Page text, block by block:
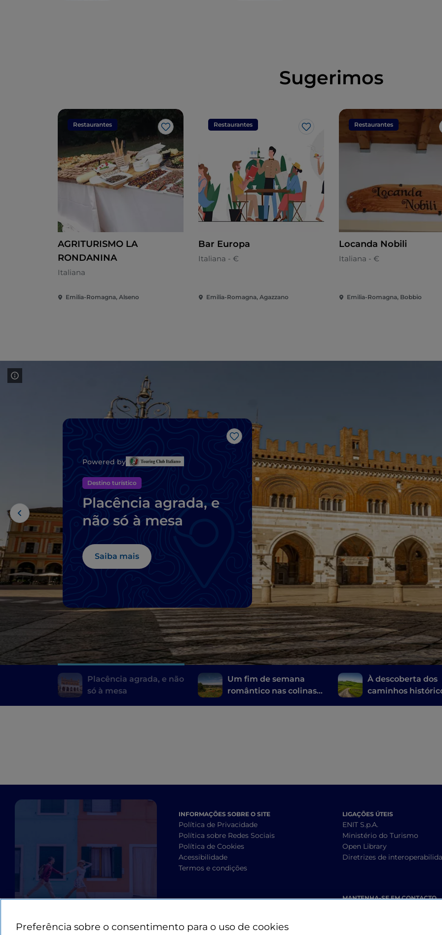
Sugerimos
Restaurantes
Gosto
AGRITURISMO LA
RONDANINA
Italiana
Emilia-Romagna, Alseno
Restaurantes
Gosto
Bar Europa
Italiana - €
Emilia-Romagna, Agazzano
Restaurantes
Locanda Nobili
Italiana - €
Emilia-Romagna, Bobbio
Gosto
Powered by
Destino turístico
Placência agrada, e
não só à mesa
Saiba mais
Placência agrada, e não
só à mesa
Um fim de semana
romântico nas colinas
À descoberta dos
caminhos
INFORMAÇÕES SOBRE O SITE
Política de Privacidade
Política sobre Redes Sociais
Política de Cookies
Acessibilidade
Termos e condições
LIGAÇÕES ÚTEIS
ENIT S.p.A.
Ministério do Turismo
Open Library
Diretrizes de
MANTENHA-SE EM CONTACTO
Preferência sobre o consentimento para o uso de cookies